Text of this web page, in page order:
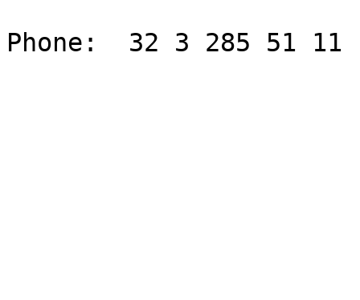
Phone:  32 3 285 51 11